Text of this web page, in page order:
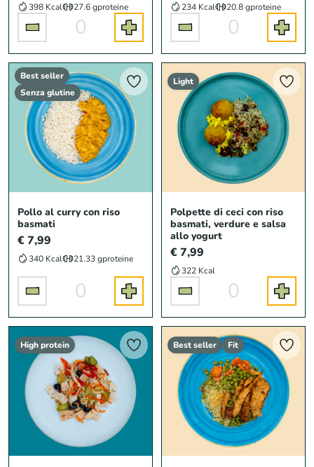
398 Kcal 27.6 gproteine
0
234 Kcal 20.8 gproteine
0
Best seller
Senza glutine
Pollo al curry con riso
basmati
€ 7,99
340 Kcal 21.33 gproteine
0
Light
Polpette di ceci con riso
basmati, verdure e salsa
allo yogurt
€ 7,99
322 Kcal
0
High protein Best seller Fit